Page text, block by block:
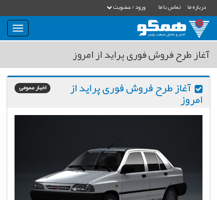
درباره ما تماس با ما ورود / عضویت
بار
و
آغاز طرح فروش فوری پراید از امروز
اخبار عمومی آغاز طرح فروش فوری پراید از
امروز